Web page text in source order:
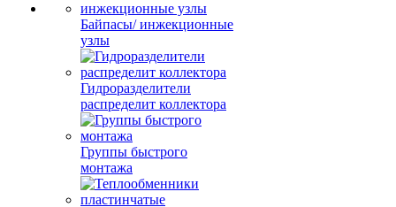
Байпасы/ инжекционные
узлы
Гидроразделители
распределит коллектора
Группы быстрого
монтажа